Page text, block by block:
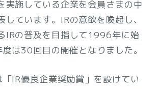
実施している企業を会員さまの中
しています。IRの意欲を喚起し、
IRの普及を目指して1996年に始
は30回目の開催となりました。
IR優良企業奨励賞」を設けてい